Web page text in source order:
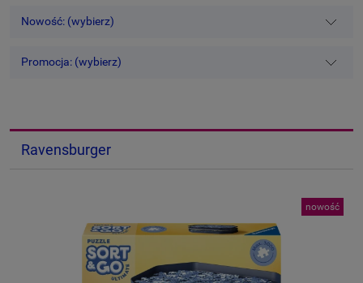
Nowość: (wybierz)
Promocja: (wybierz)
Ravensburger
nowość